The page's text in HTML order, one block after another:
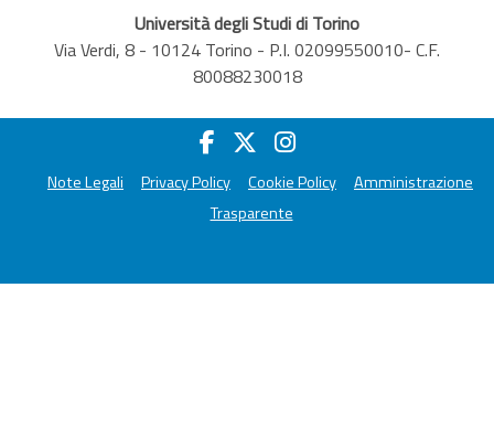
Università degli Studi di Torino
Via Verdi, 8 - 10124 Torino - P.I. 02099550010- C.F.
80088230018
Note Legali Privacy Policy Cookie Policy
Amministrazione
Trasparente